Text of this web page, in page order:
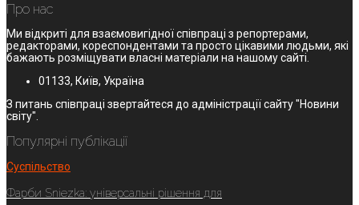
Про нас
Ми відкриті для взаємовигідної співпраці з репортерами,
редакторами, кореспондентами та просто цікавими людьми, які
бажають розміщувати власні матеріали на нашому сайті.
01133, Київ, Україна
З питань співпраці звертайтеся до адміністрації сайту "Новини
світу".
Популярні публікації
Суспільство
Фарби Sniezka: універсальні рішення для